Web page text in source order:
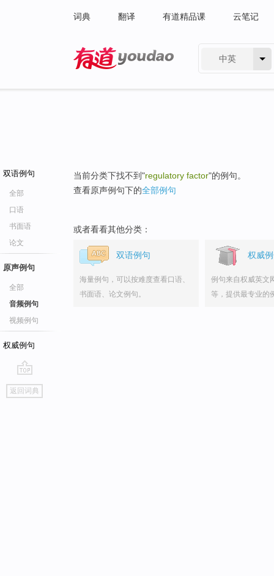
词典 翻译 有道精品课 云笔记
中英
双语例句
全部
口语
书面语
论文
原声例句
全部
音频例句
视频例句
权威例句
go
top
返回词典
当前分类下找不到"regulatory factor"的例句。
查看原声例句下的全部例句
或者看看其他分类：
双语例句
海量例句，可以按难度查看口语、
书面语、论文例句。
权威
例句来自权威英文
等，提供最专业的